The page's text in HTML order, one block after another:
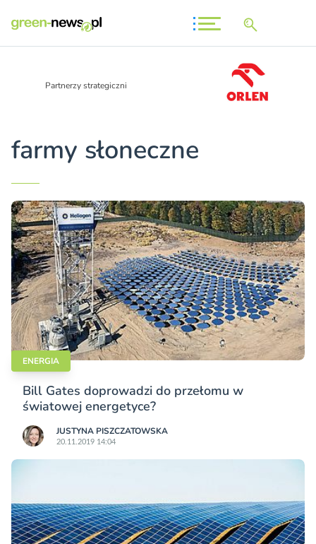
Partnerzy strategiczni
farmy słoneczne
ENERGIA
Bill Gates doprowadzi do przełomu w
światowej energetyce?
JUSTYNA PISZCZATOWSKA
20.11.2019 14:04